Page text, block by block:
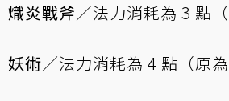
熾炎戰斧／法力消耗為 3 點
妖術／法力消耗為 4 點（原